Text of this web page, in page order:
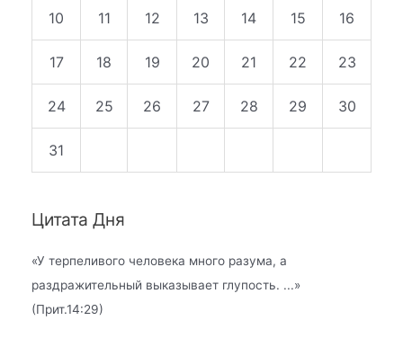
10 11 12 13 14 15 16
17 18 19 20 21 22 23
24 25 26 27 28 29 30
31
Цитата Дня
«У терпеливого человека много разума, а
раздражительный выказывает глупость. ...»
(Прит.14:29)